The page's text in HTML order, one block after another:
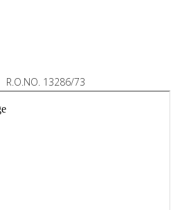
R.O.NO. 13286/73